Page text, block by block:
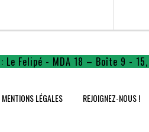
: Le Felipé - MDA 18 – Boîte 9 -
MENTIONS LÉGALES REJOIGNEZ-NOUS !